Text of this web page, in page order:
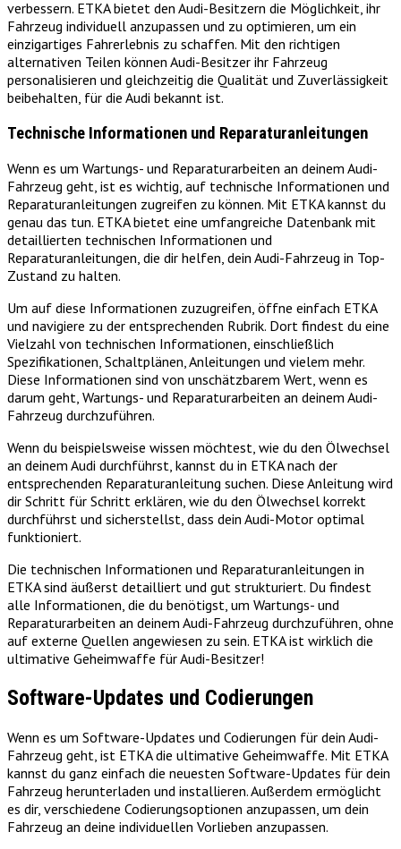
verbessern. ETKA bietet den Audi-Besitzern die Möglichkeit, ihr
Fahrzeug individuell anzupassen und zu optimieren, um ein
einzigartiges Fahrerlebnis zu schaffen. Mit den richtigen
alternativen Teilen können Audi-Besitzer ihr Fahrzeug
personalisieren und gleichzeitig die Qualität und Zuverlässigkeit
beibehalten, für die Audi bekannt ist.
Technische Informationen und Reparaturanleitungen
Wenn es um Wartungs- und Reparaturarbeiten an deinem Audi-
Fahrzeug geht, ist es wichtig, auf technische Informationen und
Reparaturanleitungen zugreifen zu können. Mit ETKA kannst du
genau das tun. ETKA bietet eine umfangreiche Datenbank mit
detaillierten technischen Informationen und
Reparaturanleitungen, die dir helfen, dein Audi-Fahrzeug in Top-
Zustand zu halten.
Um auf diese Informationen zuzugreifen, öffne einfach ETKA
und navigiere zu der entsprechenden Rubrik. Dort findest du eine
Vielzahl von technischen Informationen, einschließlich
Spezifikationen, Schaltplänen, Anleitungen und vielem mehr.
Diese Informationen sind von unschätzbarem Wert, wenn es
darum geht, Wartungs- und Reparaturarbeiten an deinem Audi-
Fahrzeug durchzuführen.
Wenn du beispielsweise wissen möchtest, wie du den Ölwechsel
an deinem Audi durchführst, kannst du in ETKA nach der
entsprechenden Reparaturanleitung suchen. Diese Anleitung wird
dir Schritt für Schritt erklären, wie du den Ölwechsel korrekt
durchführst und sicherstellst, dass dein Audi-Motor optimal
funktioniert.
Die technischen Informationen und Reparaturanleitungen in
ETKA sind äußerst detailliert und gut strukturiert. Du findest
alle Informationen, die du benötigst, um Wartungs- und
Reparaturarbeiten an deinem Audi-Fahrzeug durchzuführen, ohne
auf externe Quellen angewiesen zu sein. ETKA ist wirklich die
ultimative Geheimwaffe für Audi-Besitzer!
Software-Updates und Codierungen
Wenn es um Software-Updates und Codierungen für dein Audi-
Fahrzeug geht, ist ETKA die ultimative Geheimwaffe. Mit ETKA
kannst du ganz einfach die neuesten Software-Updates für dein
Fahrzeug herunterladen und installieren. Außerdem ermöglicht
es dir, verschiedene Codierungsoptionen anzupassen, um dein
Fahrzeug an deine individuellen Vorlieben anzupassen.